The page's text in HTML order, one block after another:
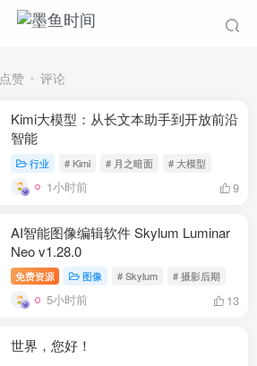
点赞 评论
Kimi大模型：从长文本助手到开放前沿
智能
行业 # Kimi # 月之暗面 # 大模型
1小时前 9
AI智能图像编辑软件 Skylum Luminar
Neo v1.28.0
免费资源 图像 # Skylum # 摄影后期
5小时前 13
世界，您好！